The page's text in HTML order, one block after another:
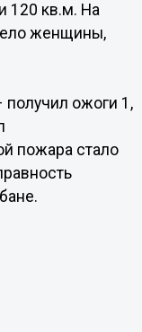
120 кв.м. На
женщины,
получил ожоги 1,
пожара стало